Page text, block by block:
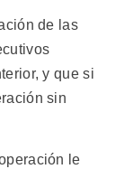
de las
y que si
sin
le